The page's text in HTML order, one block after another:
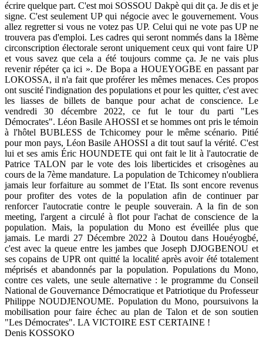
écrire quelque part. C'est moi SOSSOU Dakpè qui dit ça. Je dis et je
signe. C'est seulement UP qui négocie avec le gouvernement. Vous
allez regretter si vous ne votez pas UP. Celui qui ne vote pas UP ne
trouvera pas d'emploi. Les cadres qui seront nommés dans la 18ème
circonscription électorale seront uniquement ceux qui vont faire UP
et vous savez que cela a été toujours comme ça. Je ne vais plus
revenir répéter ça ici ». De Bopa a HOUEYOGBE en passant par
LOKOSSA, il n'a fait que proférer les mêmes menaces. Ces propos
ont suscité l'indignation des populations et pour les quitter, c'est avec
les liasses de billets de banque pour achat de conscience. Le
vendredi 30 décembre 2022, ce fut le tour du parti "Les
Démocrates". Léon Basile AHOSSI et se hommes ont pris le témoin
à l'hôtel BUBLESS de Tchicomey pour le même scénario. Pitié
pour mon pays, Léon Basile AHOSSI a dit tout sauf la vérité. C'est
lui et ses amis Éric HOUNDETE qui ont fait le lit à l'autocratie de
Patrice TALON par le vote des lois liberticides et crisogènes au
cours de la 7ème mandature. La population de Tchicomey n'oubliera
jamais leur forfaiture au sommet de l’Etat. Ils sont encore revenus
pour profiter des votes de la population afin de continuer par
renforcer l'autocratie contre le peuple souverain. A la fin de son
meeting, l'argent a circulé à flot pour l'achat de conscience de la
population. Mais, la population du Mono est éveillée plus que
jamais. Le mardi 27 Décembre 2022 à Doutou dans Houéyogbé,
c'est avec la queue entre les jambes que Joseph DJOGBENOU et
ses copains de UPR ont quitté la localité après avoir été totalement
méprisés et abandonnés par la population. Populations du Mono,
contre ces valets, une seule alternative : le programme du Conseil
National de Gouvernance Démocratique et Patriotique du Professeur
Philippe NOUDJENOUME. Population du Mono, poursuivons la
mobilisation pour faire échec au plan de Talon et de son soutien
"Les Démocrates". LA VICTOIRE EST CERTAINE !
Denis KOSSOKO